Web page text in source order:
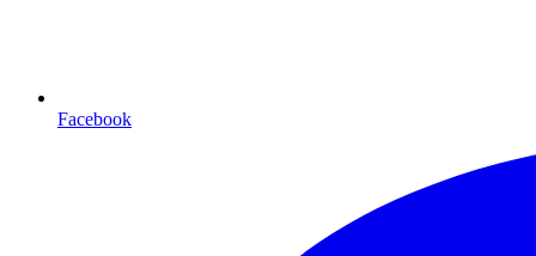
Facebook